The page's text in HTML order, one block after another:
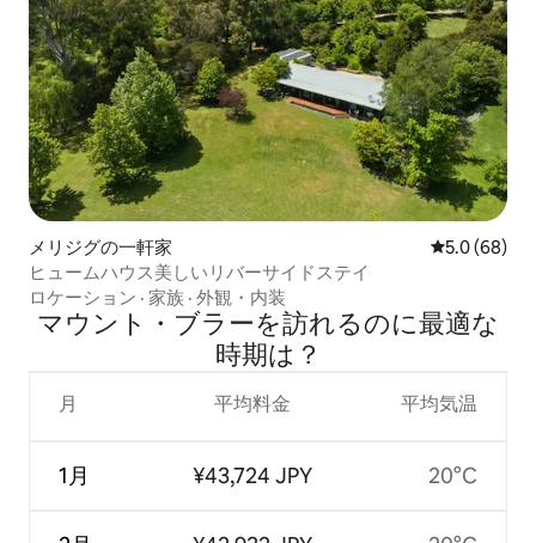
メリジグの一軒家 レビュー68
5.0 (68)
ヒュームハウス美しいリバーサイドステイ
ロケーション · 家族 · 外観・内装
マウント・ブラーを訪⁠れ⁠るの⁠に最⁠適⁠な
時⁠期⁠は⁠？
月
1月
平均料金
¥43,724 JPY
平均気温
20°C